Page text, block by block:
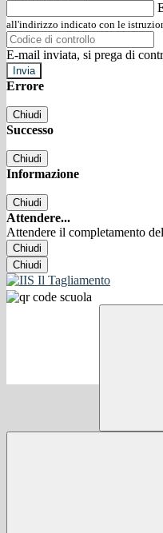
all'indirizzo indicato con le
E-mail inviata, si prega di
Errore
Chiudi
Successo
Chiudi
Informazione
Chiudi
Attendere...
Attendere il completamento
Chiudi
Chiudi